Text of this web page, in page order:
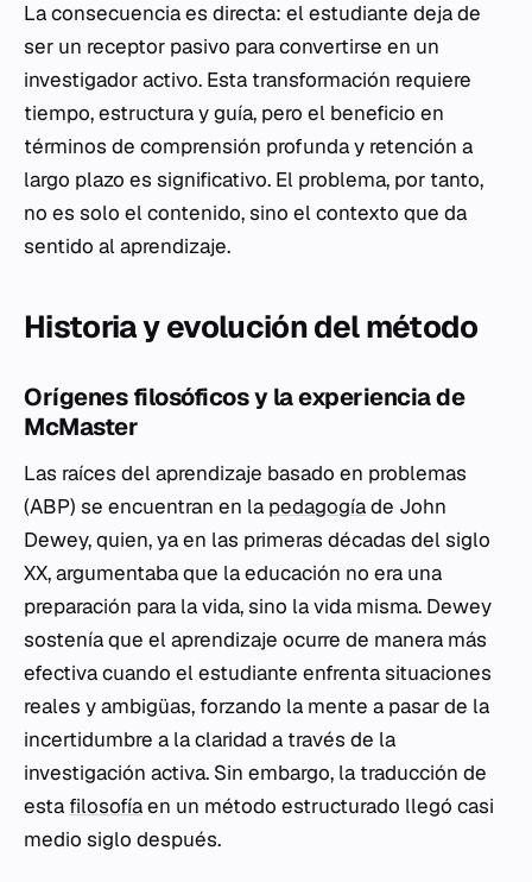
La consecuencia es directa: el estudiante deja de
ser un receptor pasivo para convertirse en un
investigador activo. Esta transformación requiere
tiempo, estructura y guía, pero el beneficio en
términos de comprensión profunda y retención a
largo plazo es significativo. El problema, por tanto,
no es solo el contenido, sino el contexto que da
sentido al aprendizaje.
Historia y evolución del método
Orígenes filosóficos y la experiencia de
McMaster
Las raíces del aprendizaje basado en problemas
(ABP) se encuentran en la pedagogíade John
Dewey, quien, ya en las primeras décadas del siglo
XX, argumentaba que la educación no era una
preparación para la vida, sino la vida misma. Dewey
sostenía que el aprendizaje ocurre de manera más
efectiva cuando el estudiante enfrenta situaciones
reales y ambigüas, forzando la mente a pasar de la
incertidumbre a la claridad a través de la
investigación activa. Sin embargo, la traducción de
esta filosofíaen un método estructurado llegó casi
medio siglo después.